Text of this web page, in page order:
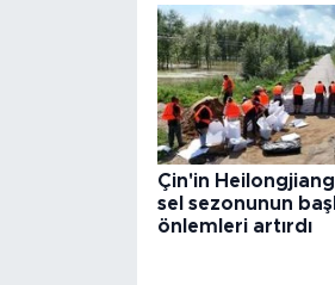
Çin'in
sel sezonunun
önlemleri artırdı